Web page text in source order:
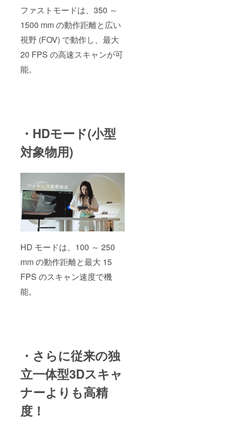
ファストモードは、350 ～
1500 mm の動作距離と広い
視野 (FOV) で動作し、最大
20 FPS の高速スキャンが可
能。
・HDモード(小型
対象物用)
HD モードは、100 ～ 250
mm の動作距離と最大 15
FPS のスキャン速度で機
能。
・さらに従来の独
立一体型3Dスキャ
ナーよりも高精
度！